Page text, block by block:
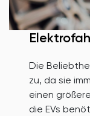
Die
zu, da sie
einen
die EVs